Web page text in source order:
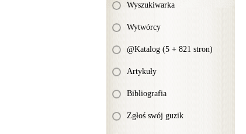
Wyszukiwarka
Wytwórcy
@Katalog (5 + 821 stron)
Artykuły
Bibliografia
Zgłoś swój guzik